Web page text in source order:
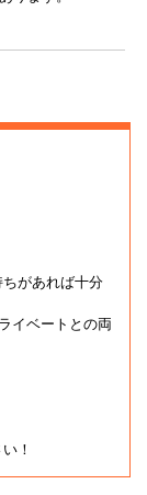
があれば十分
イベートとの両
！